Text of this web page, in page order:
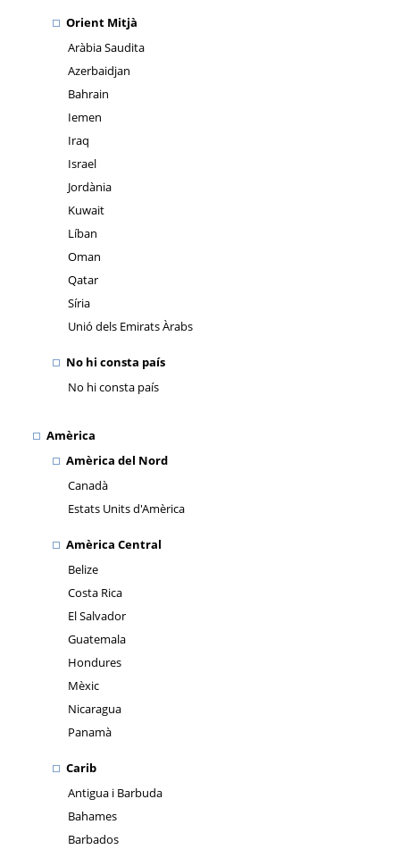
Orient Mitjà
Aràbia Saudita
Azerbaidjan
Bahrain
Iemen
Iraq
Israel
Jordània
Kuwait
Líban
Oman
Qatar
Síria
Unió dels Emirats Àrabs
No hi consta país
No hi consta país
Amèrica
Amèrica del Nord
Canadà
Estats Units d'Amèrica
Amèrica Central
Belize
Costa Rica
El Salvador
Guatemala
Hondures
Mèxic
Nicaragua
Panamà
Carib
Antigua i Barbuda
Bahames
Barbados